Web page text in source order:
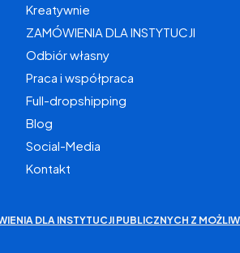
Kreatywnie
ZAMÓWIENIA DLA INSTYTUCJI
Odbiór własny
Praca i współpraca
Full-dropshipping
Blog
Social-Media
Kontakt
DLA INSTYTUCJI PUBLICZNYCH Z